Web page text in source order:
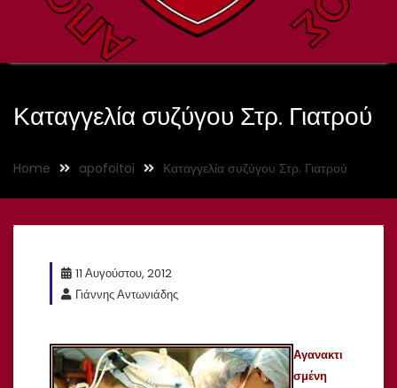
Καταγγελία συζύγου Στρ. Γιατρού
Home apofoitoi Καταγγελία συζύγου Στρ. Γιατρού
11 Αυγούστου, 2012
Γιάννης Αντωνιάδης
Αγανακτι
σμένη